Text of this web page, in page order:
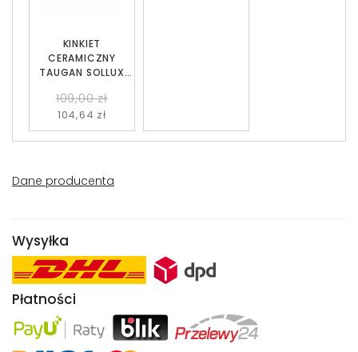
KINKIET
CERAMICZNY
TAUGAN SOLLUX
109,00 zł
104,64 zł
Dane producenta
Wysyłka
Płatności